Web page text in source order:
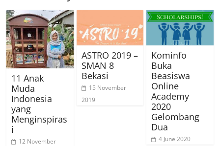
11 Anak
Muda
Indonesia
yang
Menginspiras
i
12 November
ASTRO 2019 –
SMAN 8
Bekasi
15 November
2019
Kominfo
Buka
Beasiswa
Online
Academy
2020
Gelombang
Dua
4 June 2020